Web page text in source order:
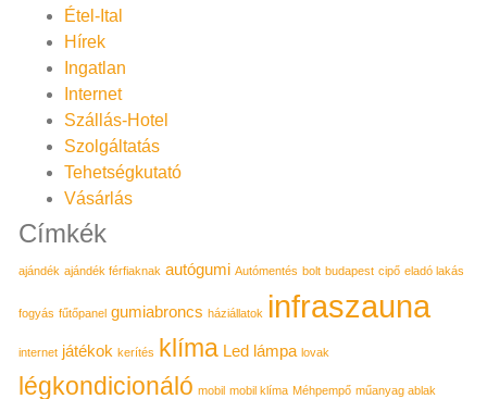
Étel-Ital
Hírek
Ingatlan
Internet
Szállás-Hotel
Szolgáltatás
Tehetségkutató
Vásárlás
Címkék
ajándék ajándék férfiaknak autógumi Autómentés bolt budapest cipő eladó lakás
fogyás fűtőpanel gumiabroncs háziállatok infraszauna
internet játékok kerítés klíma Led lámpa lovak
légkondicionáló mobil mobil klíma Méhpempő műanyag ablak